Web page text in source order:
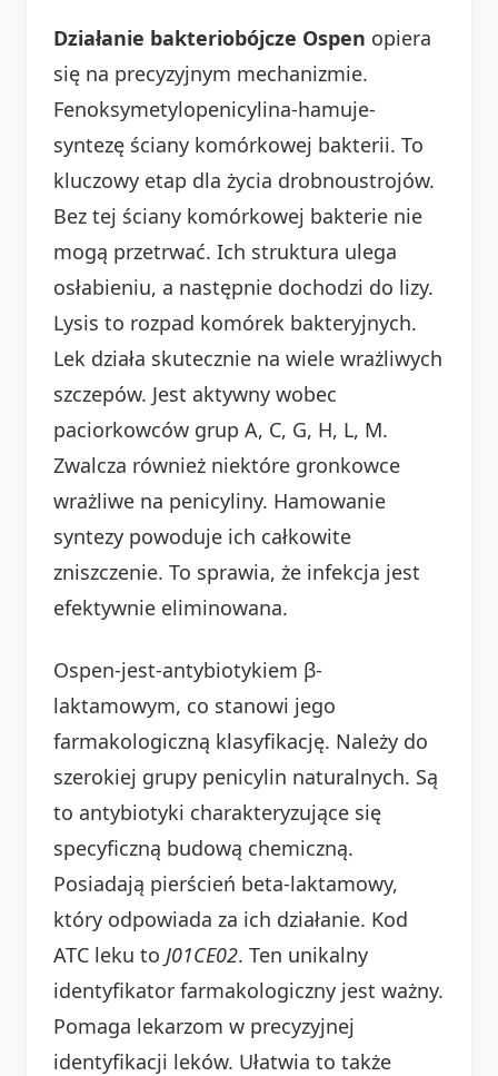
Działanie bakteriobójcze Ospen opiera
się na precyzyjnym mechanizmie.
Fenoksymetylopenicylina-hamuje-
syntezę ściany komórkowej bakterii. To
kluczowy etap dla życia drobnoustrojów.
Bez tej ściany komórkowej bakterie nie
mogą przetrwać. Ich struktura ulega
osłabieniu, a następnie dochodzi do lizy.
Lysis to rozpad komórek bakteryjnych.
Lek działa skutecznie na wiele wrażliwych
szczepów. Jest aktywny wobec
paciorkowców grup A, C, G, H, L, M.
Zwalcza również niektóre gronkowce
wrażliwe na penicyliny. Hamowanie
syntezy powoduje ich całkowite
zniszczenie. To sprawia, że infekcja jest
efektywnie eliminowana.
Ospen-jest-antybiotykiem β-
laktamowym, co stanowi jego
farmakologiczną klasyfikację. Należy do
szerokiej grupy penicylin naturalnych. Są
to antybiotyki charakteryzujące się
specyficzną budową chemiczną.
Posiadają pierścień beta-laktamowy,
który odpowiada za ich działanie. Kod
ATC leku to J01CE02. Ten unikalny
identyfikator farmakologiczny jest ważny.
Pomaga lekarzom w precyzyjnej
identyfikacji leków. Ułatwia to także